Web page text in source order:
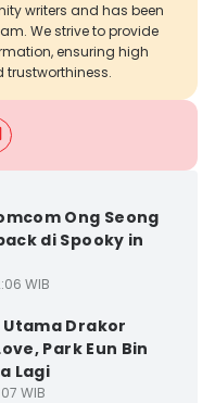
writers and has been
We strive to provide
ensuring high
Ong Seong
di Spooky in
WIB
Utama Drakor
Park Eun Bin
Lagi
WIB